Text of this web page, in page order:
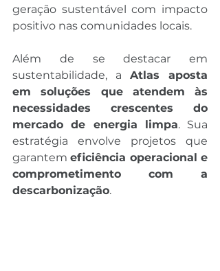
geração sustentável com impacto
positivo nas comunidades locais.
Além de se destacar em
sustentabilidade, a Atlas aposta
em soluções que atendem às
necessidades crescentes do
mercado de energia limpa. Sua
estratégia envolve projetos que
garantem eficiência operacional e
comprometimento com a
descarbonização.